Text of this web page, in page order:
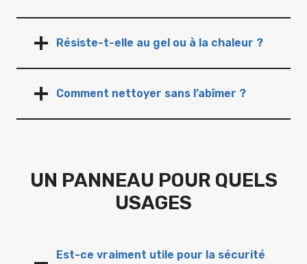
Résiste-t-elle au gel ou à la chaleur ?
Comment nettoyer sans l’abîmer ?
UN PANNEAU POUR QUELS
USAGES
Est-ce vraiment utile pour la sécurité